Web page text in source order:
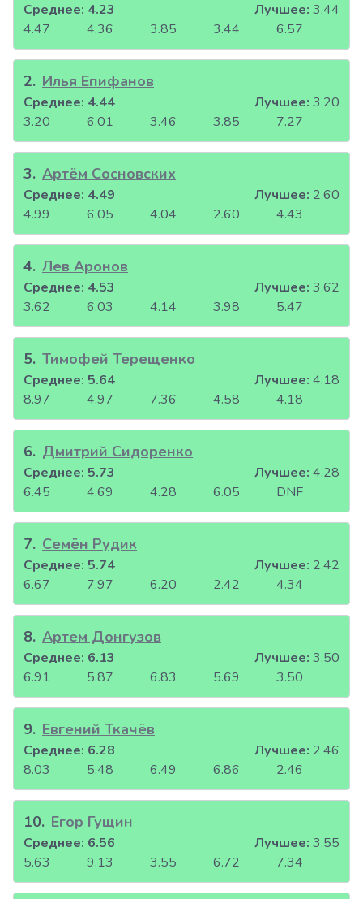
4.47 4.36 3.85 3.44 6.57
Среднее: 4.23 Лучшее: 3.44
2. Илья Епифанов
3.20 6.01 3.46 3.85 7.27
Среднее: 4.44 Лучшее: 3.20
3. Артём Сосновских
4.99 6.05 4.04 2.60 4.43
Среднее: 4.49 Лучшее: 2.60
4. Лев Аронов
3.62 6.03 4.14 3.98 5.47
Среднее: 4.53 Лучшее: 3.62
5. Тимофей Терещенко
8.97 4.97 7.36 4.58 4.18
Среднее: 5.64 Лучшее: 4.18
6. Дмитрий Сидоренко
6.45 4.69 4.28 6.05 DNF
Среднее: 5.73 Лучшее: 4.28
7. Семён Рудик
6.67 7.97 6.20 2.42 4.34
Среднее: 5.74 Лучшее: 2.42
8. Артем Донгузов
6.91 5.87 6.83 5.69 3.50
Среднее: 6.13 Лучшее: 3.50
9. Евгений Ткачёв
8.03 5.48 6.49 6.86 2.46
Среднее: 6.28 Лучшее: 2.46
10. Егор Гущин
5.63 9.13 3.55 6.72 7.34
Среднее: 6.56 Лучшее: 3.55